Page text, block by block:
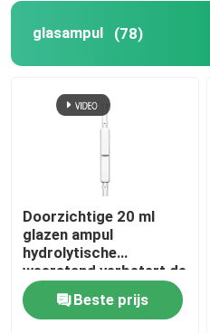
glasampul (78)
Doorzichtige 20 ml
glazen ampul
hydrolytische
weerstand verbetert de
medicijnstabiliteit
ampul flaconBeste prijs